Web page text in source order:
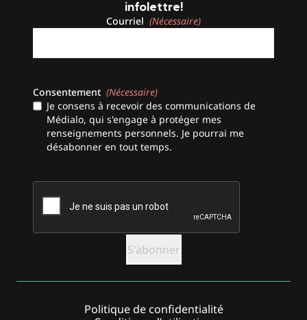
infolettre!
Courriel (Nécessaire)
Consentement (Nécessaire)
Je consens à recevoir des communications de
Médialo, qui s'engage à protéger mes
renseignements personnels. Je pourrai me
désabonner en tout temps.
Politique de confidentialité